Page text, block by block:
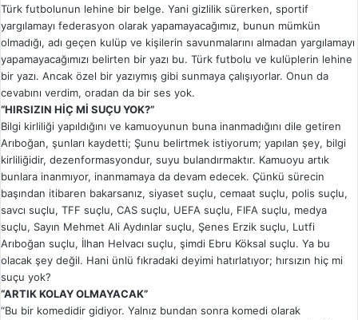
Türk futbolunun lehine bir belge. Yani gizlilik sürerken, sportif
yargılamayı federasyon olarak yapamayacağımız, bunun mümkün
olmadığı, adı geçen kulüp ve kişilerin savunmalarını almadan yargılamayı
yapamayacağımızı belirten bir yazı bu. Türk futbolu ve kulüplerin lehine
bir yazı. Ancak özel bir yazıymış gibi sunmaya çalışıyorlar. Onun da
cevabını verdim, oradan da bir ses yok.
“HIRSIZIN HİÇ Mİ SUÇU YOK?”
Bilgi kirliliği yapıldığını ve kamuoyunun buna inanmadığını dile getiren
Arıboğan, şunları kaydetti; Şunu belirtmek istiyorum; yapılan şey, bilgi
kirliliğidir, dezenformasyondur, suyu bulandırmaktır. Kamuoyu artık
bunlara inanmıyor, inanmamaya da devam edecek. Çünkü sürecin
başından itibaren bakarsanız, siyaset suçlu, cemaat suçlu, polis suçlu,
savcı suçlu, TFF suçlu, CAS suçlu, UEFA suçlu, FIFA suçlu, medya
suçlu, Sayın Mehmet Ali Aydınlar suçlu, Şenes Erzik suçlu, Lutfi
Arıboğan suçlu, İlhan Helvacı suçlu, şimdi Ebru Köksal suçlu. Ya bu
olacak şey değil. Hani ünlü fıkradaki deyimi hatırlatıyor; hırsızın hiç mi
suçu yok?
“ARTIK KOLAY OLMAYACAK”
“Bu bir komedidir gidiyor. Yalnız bundan sonra komedi olarak